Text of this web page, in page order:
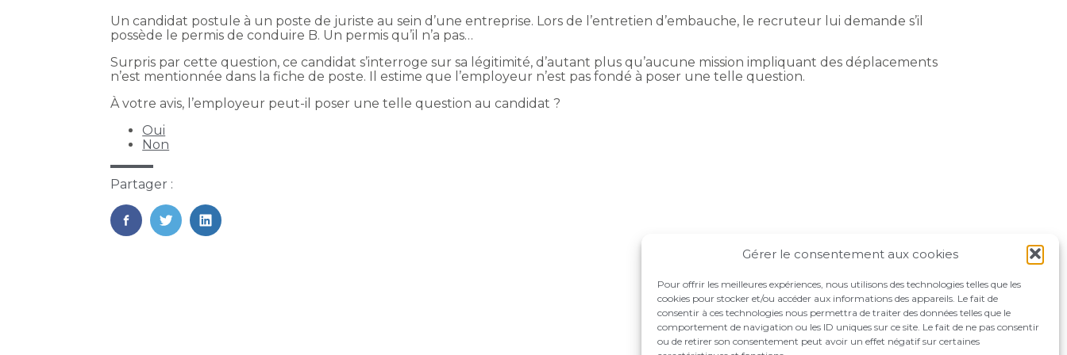
Gérer le consentement aux cookies
Pour offrir les meilleures expériences, nous utilisons des technologies telles que les
cookies pour stocker et/ou accéder aux informations des appareils. Le fait de
consentir à ces technologies nous permettra de traiter des données telles que le
comportement de navigation ou les ID uniques sur ce site. Le fait de ne pas consentir
ou de retirer son consentement peut avoir un effet négatif sur certaines
Un candidat postule à un poste de juriste au sein d’une entreprise. Lors de l’entretien d’embauche, le recruteur lui demande s’il
possède le permis de conduire B. Un permis qu’il n’a pas…
Surpris par cette question, ce candidat s’interroge sur sa légitimité, d’autant plus qu’aucune mission impliquant des déplacements
n’est mentionnée dans la fiche de poste. Il estime que l’employeur n’est pas fondé à poser une telle question.
À votre avis, l’employeur peut-il poser une telle question au candidat ?
Oui
Non
Partager :
FaceBook
TwitterLinkedIn